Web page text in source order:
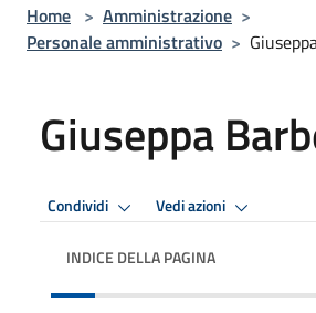
Home > Amministrazione >
Personale amministrativo >
Giuseppa
Condividi Vedi azioni
INDICE DELLA PAGINA